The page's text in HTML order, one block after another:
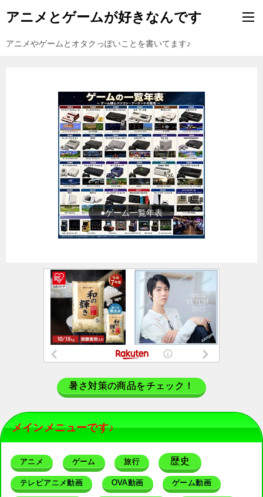
アニメとゲームが好きなんです
アニメやゲームとオタクっぽいことを書いてます♪
●ゲーム一覧年表
暑さ対策の商品をチェック！
メインメニューです♪
アニメ ゲーム 旅行 歴史
テレビアニメ動画 OVA動画 ゲーム動画